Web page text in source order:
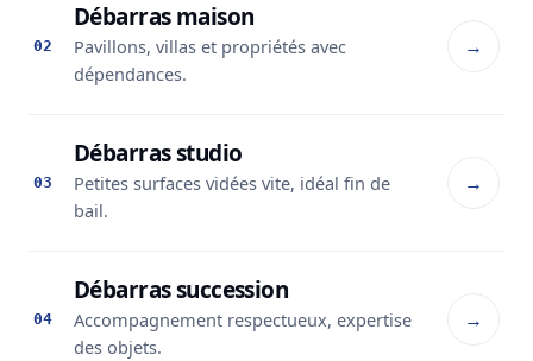
02
Débarras maison
Pavillons, villas et propriétés avec
dépendances.
→
03
Débarras studio
Petites surfaces vidées vite, idéal fin de
bail.
→
04
Débarras succession
Accompagnement respectueux, expertise
des objets.
→